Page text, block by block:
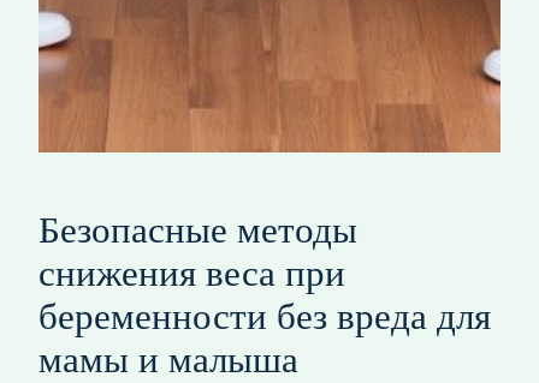
Безопасные методы
снижения веса при
беременности без вреда для
мамы и малыша